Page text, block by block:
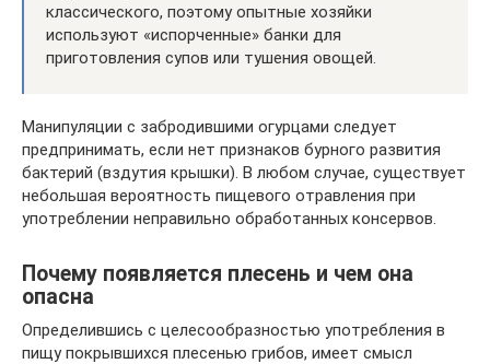
классического, поэтому опытные хозяйки
используют «испорченные» банки для
приготовления супов или тушения овощей.
Манипуляции с забродившими огурцами следует
предпринимать, если нет признаков бурного развития
бактерий (вздутия крышки). В любом случае, существует
небольшая вероятность пищевого отравления при
употреблении неправильно обработанных консервов.
Почему появляется плесень и чем она
опасна
Определившись с целесообразностью употребления в
пищу покрывшихся плесенью грибов, имеет смысл